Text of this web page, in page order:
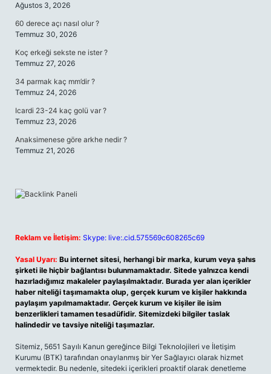
Ağustos 3, 2026
60 derece açı nasıl olur ?
Temmuz 30, 2026
Koç erkeği sekste ne ister ?
Temmuz 27, 2026
34 parmak kaç mm’dir ?
Temmuz 24, 2026
Icardi 23-24 kaç golü var ?
Temmuz 23, 2026
Anaksimenese göre arkhe nedir ?
Temmuz 21, 2026
Reklam ve İletişim: Skype: live:.cid.575569c608265c69
Yasal Uyarı: Bu internet sitesi, herhangi bir marka, kurum veya şahıs
şirketi ile hiçbir bağlantısı bulunmamaktadır. Sitede yalnızca kendi
hazırladığımız makaleler paylaşılmaktadır. Burada yer alan içerikler
haber niteliği taşımamakta olup, gerçek kurum ve kişiler hakkında
paylaşım yapılmamaktadır. Gerçek kurum ve kişiler ile isim
benzerlikleri tamamen tesadüfidir. Sitemizdeki bilgiler taslak
halindedir ve tavsiye niteliği taşımazlar.
Sitemiz, 5651 Sayılı Kanun gereğince Bilgi Teknolojileri ve İletişim
Kurumu (BTK) tarafından onaylanmış bir Yer Sağlayıcı olarak hizmet
vermektedir. Bu nedenle, sitedeki içerikleri proaktif olarak denetleme